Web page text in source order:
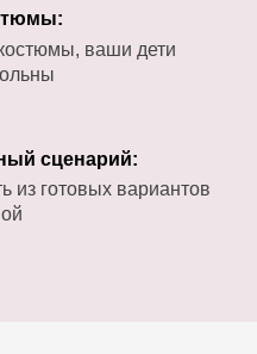
ваши дети
сценарий:
из готовых вариантов